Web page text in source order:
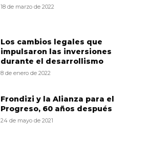
18 de marzo de 2022
Los cambios legales que
impulsaron las inversiones
durante el desarrollismo
8 de enero de 2022
Frondizi y la Alianza para el
Progreso, 60 años después
24 de mayo de 2021